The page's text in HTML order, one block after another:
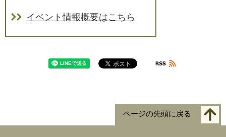
イベント情報概要はこちら
ページの先頭に戻る